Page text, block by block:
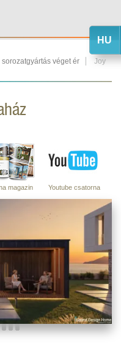
véget ér
Joy
Youtube csatorna
magazin
HU